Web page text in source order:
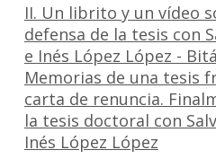
II. Un librito y un vídeo
defensa de la tesis con
e Inés López López -
Memorias de una tesis
carta de renuncia.
la tesis doctoral con
Inés López López